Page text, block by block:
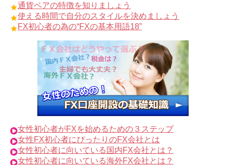
通貨ペアの特徴を知りましょう
使える時間で自分のスタイルを決めましょう
FX初心者の為の“FXの基本用語18”
女性初心者がFXを始めるための３ステップ
女性FX初心者にぴったりのFX会社とは
女性初心者に向いている国内FX会社とは？
女性初心者に向いている海外FX会社とは？